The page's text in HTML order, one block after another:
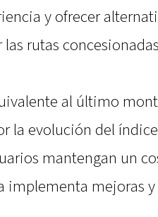
y ofrecer
rutas
al último
la evolución del
mantengan un
implementa mejoras